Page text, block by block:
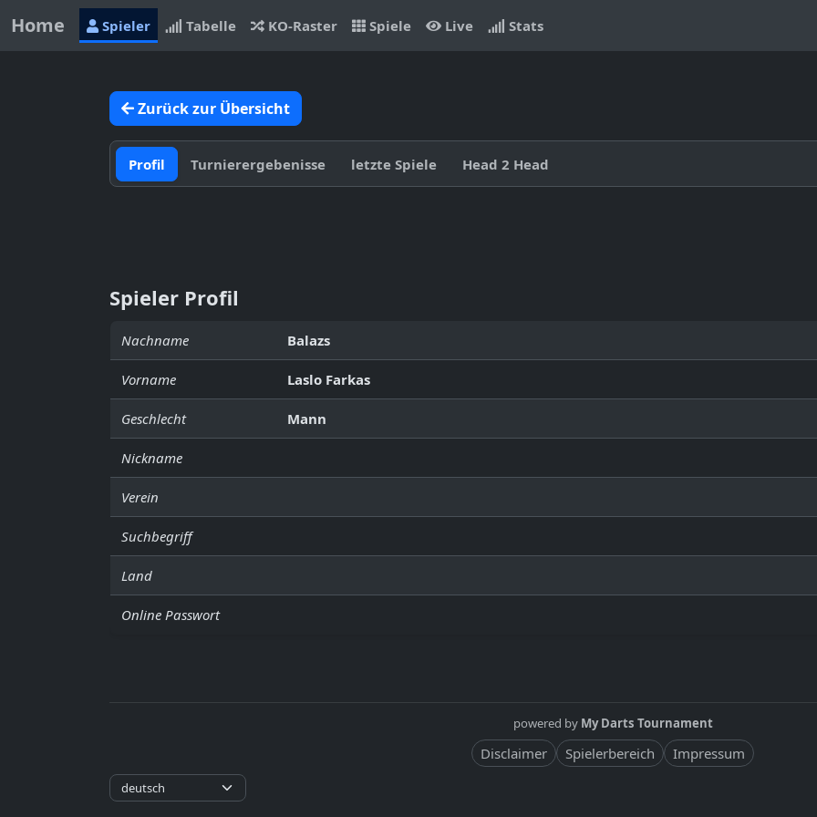
Home Spieler Tabelle KO-Raster Spiele Live Stats
Zurück zur Übersicht
Profil Turnierergebenisse letzte Spiele Head 2 Head
Spieler Profil
Nachname Balazs
Vorname Laslo Farkas
Geschlecht Mann
Nickname
Verein
Suchbegriff
Land
Online Passwort
powered by My Darts Tournament
Disclaimer Spielerbereich Impressum